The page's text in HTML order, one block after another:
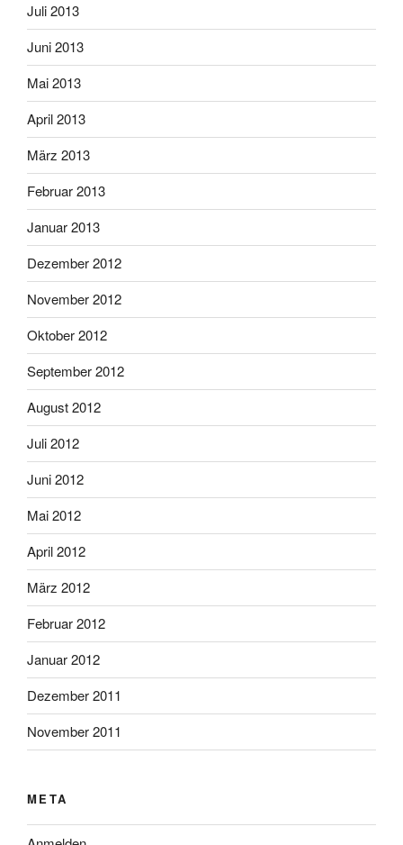
Juli 2013
Juni 2013
Mai 2013
April 2013
März 2013
Februar 2013
Januar 2013
Dezember 2012
November 2012
Oktober 2012
September 2012
August 2012
Juli 2012
Juni 2012
Mai 2012
April 2012
März 2012
Februar 2012
Januar 2012
Dezember 2011
November 2011
META